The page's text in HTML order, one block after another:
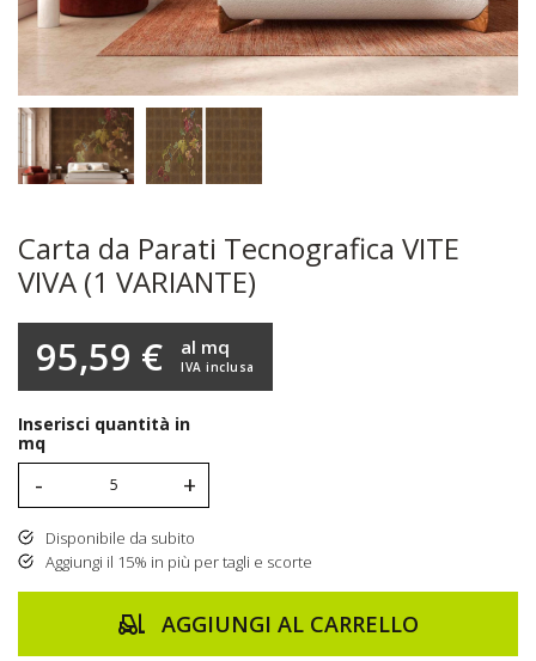
Carta da Parati Tecnografica VITE
VIVA (1 VARIANTE)
95,59 € IVA inclusa
al mq
Inserisci quantità in
mq
- +
Disponibile da subito
Aggiungi il 15% in più per tagli e scorte
AGGIUNGI AL CARRELLO